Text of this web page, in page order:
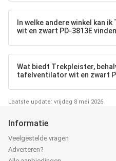
In welke andere winkel kan
wit en zwart PD-3813E
Wat biedt Trekpleister,
tafelventilator wit en zwart
Laatste update: vrijdag 8 mei 2026
Informatie
Veelgestelde vragen
Adverteren?